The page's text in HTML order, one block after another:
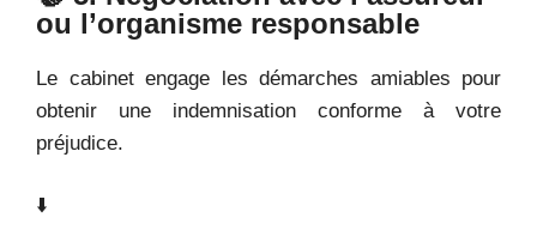
ou l’organisme responsable
Le cabinet engage les démarches amiables pour
obtenir une indemnisation conforme à votre
préjudice.
⬇️